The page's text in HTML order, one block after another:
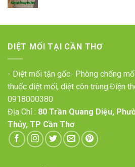
DIỆT MỐI TẠI CẦN THƠ
- Diệt mối tận gốc- Phòng chống
thuốc diệt mối, diệt côn trùng.Điện
0918000380
Địa Chỉ : 80 Trần Quang Diệu,
Thủy, TP Cần Thơ